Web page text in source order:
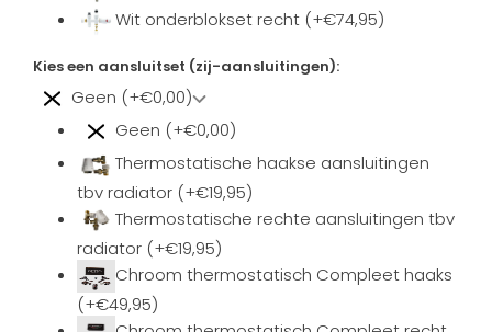
Wit onderblokset recht (+€74,95)
Kies een aansluitset (zij-aansluitingen):
Geen (+€0,00)
Geen (+€0,00)
Thermostatische haakse aansluitingen
tbv radiator (+€19,95)
Thermostatische rechte aansluitingen tbv
radiator (+€19,95)
Chroom thermostatisch Compleet haaks
(+€49,95)